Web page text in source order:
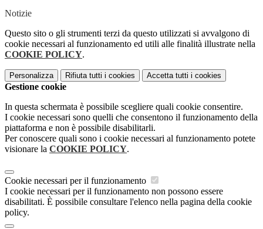
Notizie
Questo sito o gli strumenti terzi da questo utilizzati si avvalgono di
cookie necessari al funzionamento ed utili alle finalità illustrate nella
COOKIE POLICY.
Personalizza Rifiuta tutti i cookies Accetta tutti i cookies
Gestione cookie
In questa schermata è possibile scegliere quali cookie consentire.
I cookie necessari sono quelli che consentono il funzionamento della
piattaforma e non è possibile disabilitarli.
Per conoscere quali sono i cookie necessari al funzionamento potete
visionare la COOKIE POLICY.
Cookie necessari per il funzionamento
I cookie necessari per il funzionamento non possono essere
disabilitati. È possibile consultare l'elenco nella pagina della cookie
policy.